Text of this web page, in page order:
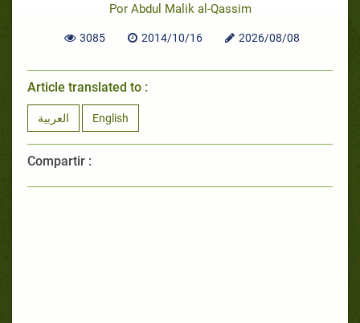
Por Abdul Malik al-Qassim
3085 2014/10/16 2026/08/08
Article translated to :
العربية English
Compartir :